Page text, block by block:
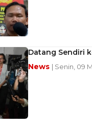
Datang Sendiri
News | Senin, 09